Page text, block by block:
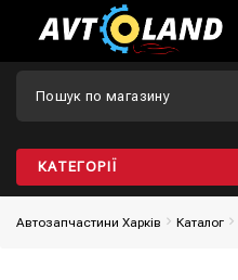
КАТЕГОРІЇ
Автозапчастини Харків Каталог